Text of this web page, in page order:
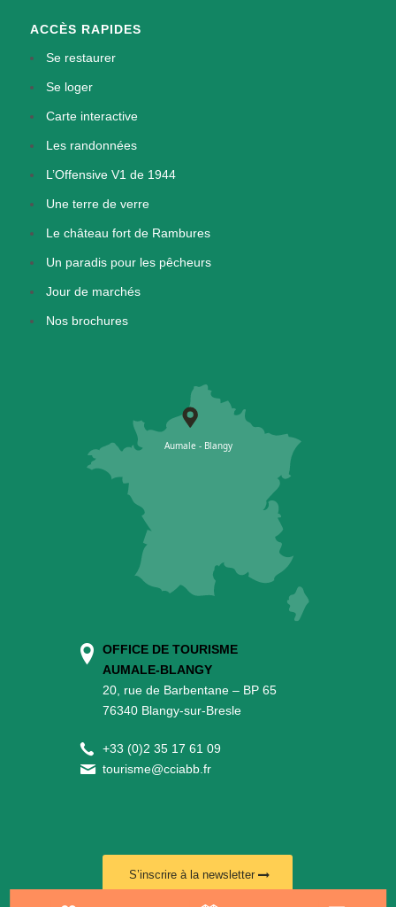
ACCÈS RAPIDES
Se restaurer
Se loger
Carte interactive
Les randonnées
L’Offensive V1 de 1944
Une terre de verre
Le château fort de Rambures
Un paradis pour les pêcheurs
Jour de marchés
Nos brochures
OFFICE DE TOURISME
AUMALE-BLANGY
20, rue de Barbentane – BP 65
76340 Blangy-sur-Bresle
+33 (0)2 35 17 61 09
tourisme@cciabb.fr
S’inscrire à la newsletter